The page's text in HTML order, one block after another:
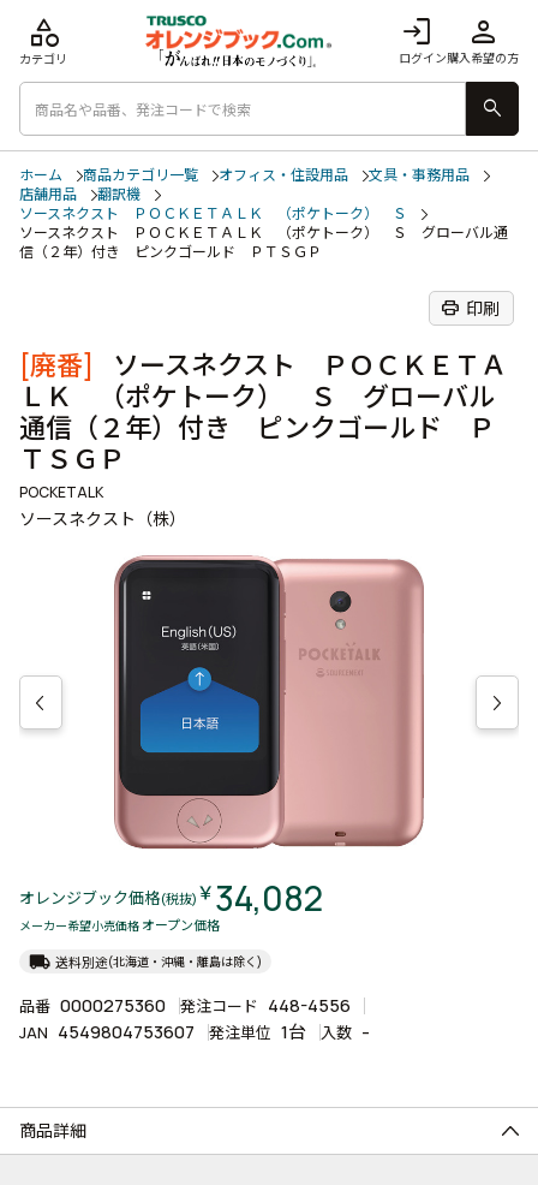
login
ログイン
person
購入希望の方
category
カテゴリ
search
ホーム 商品カテゴリ一覧 オフィス・住設用品
文具・事務用品
店舗用品
翻訳機
ソースネクスト ＰＯＣＫＥＴＡＬＫ （ポケトーク） Ｓ
ソースネクスト ＰＯＣＫＥＴＡＬＫ （ポケトーク） Ｓ グローバル通
信（２年）付き ピンクゴールド ＰＴＳＧＰ
print 印刷
[廃番]
ソースネクスト ＰＯＣＫＥＴＡ
ＬＫ （ポケトーク） Ｓ グローバル
通信（２年）付き ピンクゴールド Ｐ
ＴＳＧＰ
POCKETALK
ソースネクスト（株）
オレンジブック価格(税抜) ￥34,082
メーカー希望小売価格 オープン価格
local_shipping 送料別途(北海道・沖縄・離島は除く)
品番 0000275360 発注コード 448-4556
JAN 4549804753607 発注単位 1台 入数 -
商品詳細